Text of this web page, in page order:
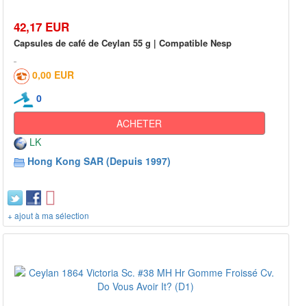
42,17 EUR
Capsules de café de Ceylan 55 g | Compatible Nesp
0,00 EUR
0
ACHETER
LK
Hong Kong SAR (Depuis 1997)
+ ajout à ma sélection